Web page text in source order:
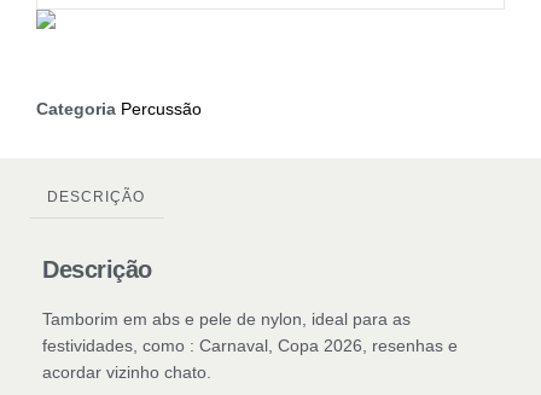
Categoria Percussão
DESCRIÇÃO
Descrição
Tamborim em abs e pele de nylon, ideal para as
festividades, como : Carnaval, Copa 2026, resenhas e
acordar vizinho chato.